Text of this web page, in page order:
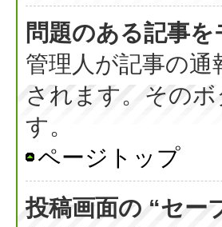
問題のある記事
管理人が記事の
されます。その
す。
ページトップ
投稿画面の “セー